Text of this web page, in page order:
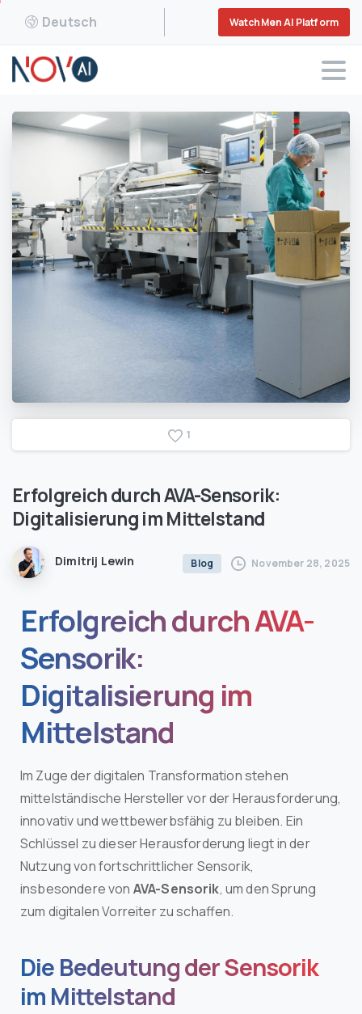
Deutsch WatchMen AI Platform
1
ErfolgreichdurchAVA-Sensorik:
DigitalisierungimMittelstand
Dimitrij Lewin Blog November 28, 2025
Erfolgreich durch AVA-
Sensorik:
Digitalisierung im
Mittelstand
Im Zuge der digitalen Transformation stehen
mittelständische Hersteller vor der Herausforderung,
innovativ und wettbewerbsfähig zu bleiben. Ein
Schlüssel zu dieser Herausforderung liegt in der
Nutzung von fortschrittlicher Sensorik,
insbesondere von AVA-Sensorik, um den Sprung
zum digitalen Vorreiter zu schaffen.
Die Bedeutung der Sensorik
im Mittelstand